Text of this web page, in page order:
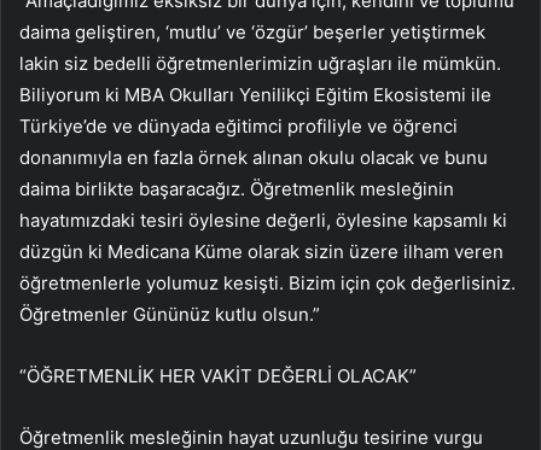
daima geliştiren, ‘mutlu’ ve ‘özgür’ beşerler yetiştirmek
lakin siz bedelli öğretmenlerimizin uğraşları ile mümkün.
Biliyorum ki MBA Okulları Yenilikçi Eğitim Ekosistemi ile
Türkiye’de ve dünyada eğitimci profiliyle ve öğrenci
donanımıyla en fazla örnek alınan okulu olacak ve bunu
daima birlikte başaracağız. Öğretmenlik mesleğinin
hayatımızdaki tesiri öylesine değerli, öylesine kapsamlı ki
düzgün ki Medicana Küme olarak sizin üzere ilham veren
öğretmenlerle yolumuz kesişti. Bizim için çok değerlisiniz.
Öğretmenler Gününüz kutlu olsun.”
“ÖĞRETMENLİK HER VAKİT DEĞERLİ OLACAK”
Öğretmenlik mesleğinin hayat uzunluğu tesirine vurgu